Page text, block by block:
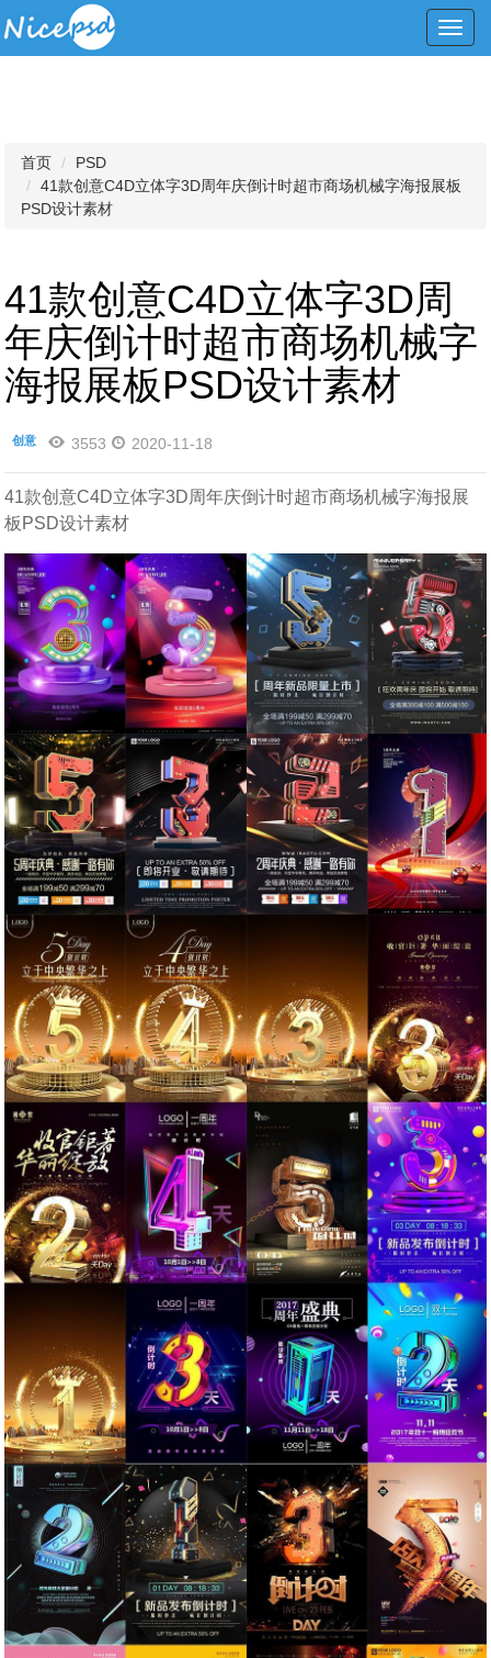
首页
PSD
41款创意C4D立体字3D周年庆倒计时超市商场机械字海报展板
PSD设计素材
41款创意C4D立体字3D周
年庆倒计时超市商场机械字
海报展板PSD设计素材
创意 3553 2020-11-18
41款创意C4D立体字3D周年庆倒计时超市商场机械字海报展
板PSD设计素材